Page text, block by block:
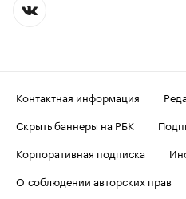
Контактная информация
Скрыть баннеры на РБК
Корпоративная подписка
О соблюдении авторских прав